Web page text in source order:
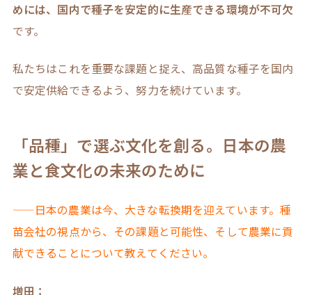
めには、国内で種子を安定的に生産できる環境が不可欠
です。
私たちはこれを重要な課題と捉え、高品質な種子を国内
で安定供給できるよう、努力を続けています。
「品種」で選ぶ文化を創る。日本の農
業と食文化の未来のために
——日本の農業は今、大きな転換期を迎えています。種
苗会社の視点から、その課題と可能性、そして農業に貢
献できることについて教えてください。
増田：